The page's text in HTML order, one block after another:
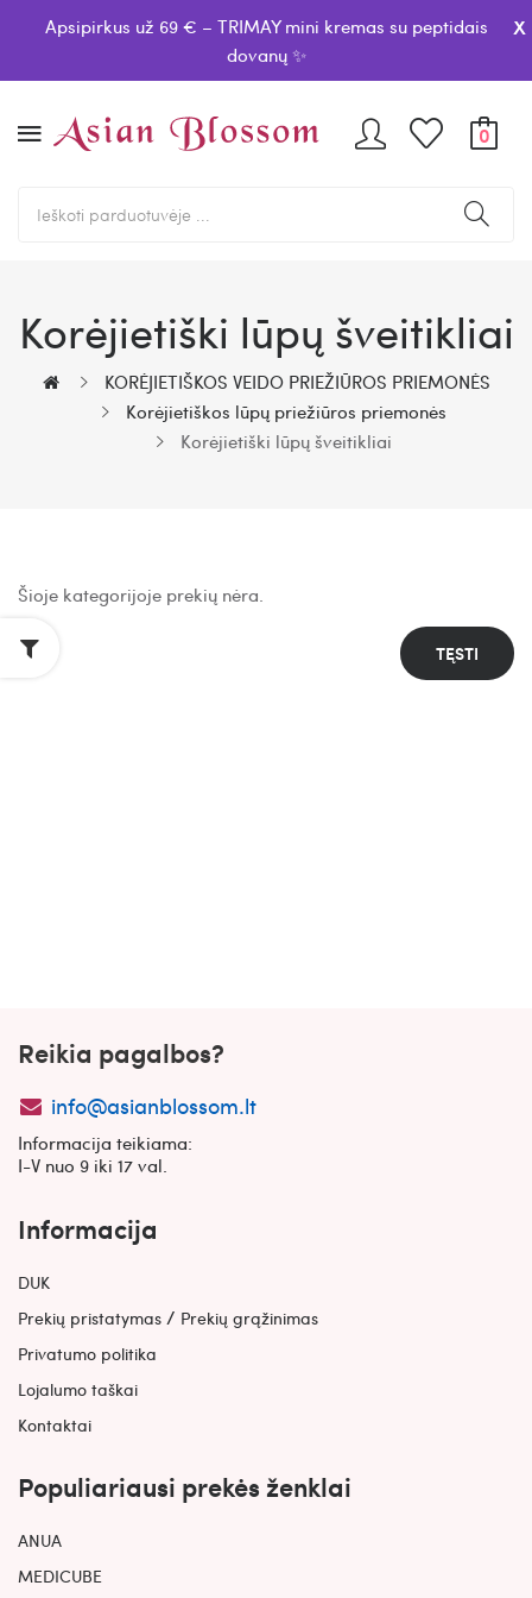
Apsipirkus už 69 € – TRIMAY mini kremas su peptidais
dovanų ✨
x
0
Korėjietiški lūpų šveitikliai
KORĖJIETIŠKOS VEIDO PRIEŽIŪROS PRIEMONĖS
Korėjietiškos lūpų priežiūros priemonės
Korėjietiški lūpų šveitikliai
Šioje kategorijoje prekių nėra.
TĘSTI
Reikia pagalbos?
info@asianblossom.lt
Informacija teikiama:
I-V nuo 9 iki 17 val.
Informacija
DUK
Prekių pristatymas / Prekių grąžinimas
Privatumo politika
Lojalumo taškai
Kontaktai
Populiariausi prekės ženklai
ANUA
MEDICUBE